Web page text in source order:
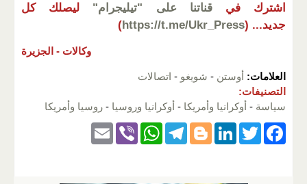
اشترك في قناتنا على "تيليجرام"
ليصلك كل
جديد... (
https://t.me/Ukr_Press
)
وكالات - الجزيرة
العلامات: أوستن - شويغو - اتصالات
التصنيفات:
سياسة - أوكرانيا وأمريكا - أوكرانيا وروسيا - روسيا وأمريكا
F
T
Li
Bl
T
W
Vi